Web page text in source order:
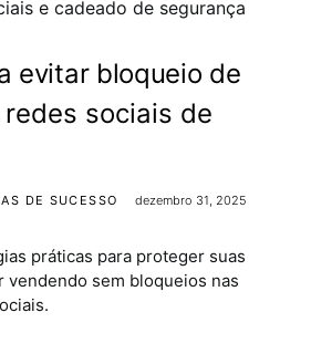
evitar bloqueio de
sociais de
DE SUCESSO
dezembro 31, 2025
práticas para proteger suas
vendendo sem bloqueios nas